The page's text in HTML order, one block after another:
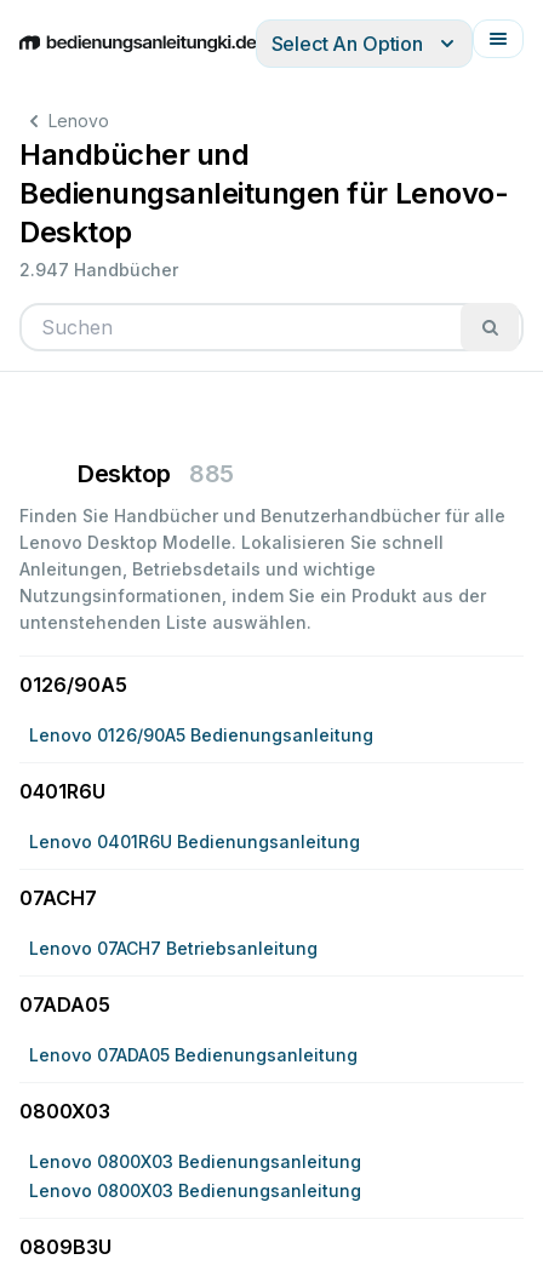
EnglishDeutschEspañolItalianoFrançais
Select An Option
Lenovo
Handbücher und
Bedienungsanleitungen für Lenovo-
Desktop
2.947 Handbücher
Desktop 885
Finden Sie Handbücher und Benutzerhandbücher für alle
Lenovo Desktop Modelle. Lokalisieren Sie schnell
Anleitungen, Betriebsdetails und wichtige
Nutzungsinformationen, indem Sie ein Produkt aus der
untenstehenden Liste auswählen.
0126/90A5
Lenovo 0126/90A5 Bedienungsanleitung
0401R6U
Lenovo 0401R6U Bedienungsanleitung
07ACH7
Lenovo 07ACH7 Betriebsanleitung
07ADA05
Lenovo 07ADA05 Bedienungsanleitung
0800X03
Lenovo 0800X03 Bedienungsanleitung
Lenovo 0800X03 Bedienungsanleitung
0809B3U